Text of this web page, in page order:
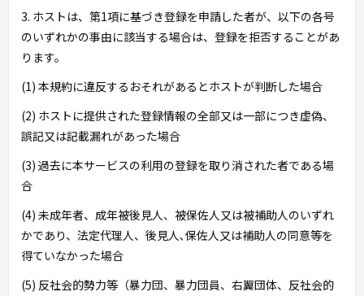
3. ホストは、第1項に基づき登録を申請した者が、以下の各号
のいずれかの事由に該当する場合は、登録を拒否することがあ
ります。
(1) 本規約に違反するおそれがあるとホストが判断した場合
(2) ホストに提供された登録情報の全部又は一部につき虚偽、
誤記又は記載漏れがあった場合
(3) 過去に本サービスの利用の登録を取り消された者である場
合
(4) 未成年者、成年被後見人、被保佐人又は被補助人のいずれ
かであり、法定代理人、後見人､保佐人又は補助人の同意等を
得ていなかった場合
(5) 反社会的勢力等（暴力団、暴力団員、右翼団体、反社会的